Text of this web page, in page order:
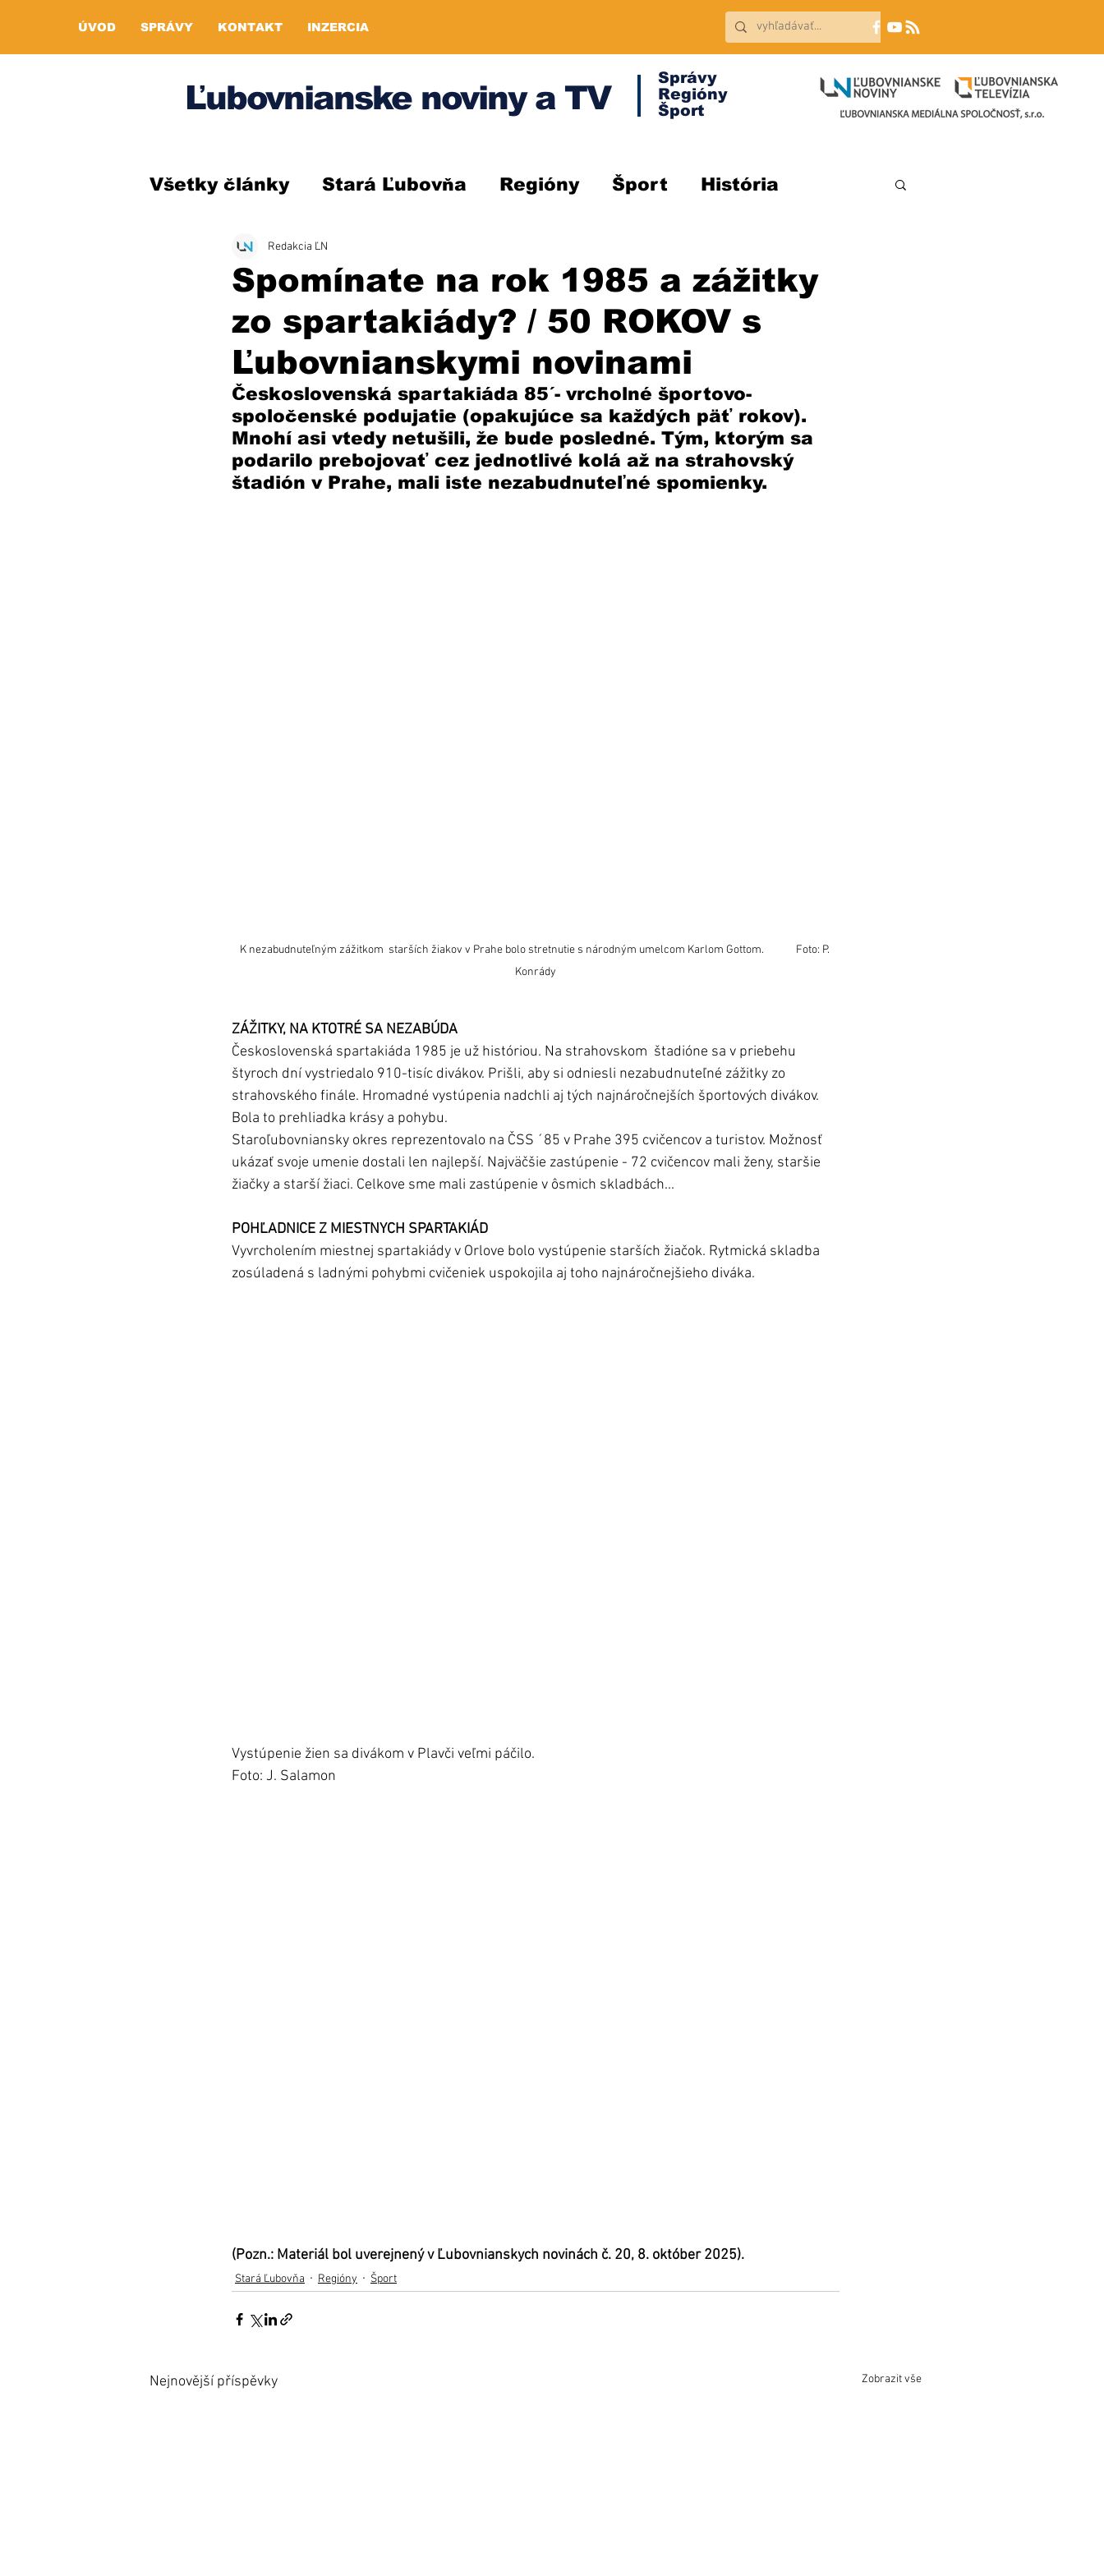
ÚVOD SPRÁVY KONTAKT INZERCIA
Ľubovnianske noviny a TV
Správy
Regióny
Šport
Všetky články Stará Ľubovňa Regióny Šport História
Spomínate na rok 1985 a zážitky
zo spartakiády? / 50 ROKOV s
Ľubovnianskymi novinami
Redakcia ĽN
Československá spartakiáda 85´- vrcholné športovo-
spoločenské podujatie (opakujúce sa každých päť rokov).
Mnohí asi vtedy netušili, že bude posledné. Tým, ktorým sa
podarilo prebojovať cez jednotlivé kolá až na strahovský
štadión v Prahe, mali iste nezabudnuteľné spomienky.
K nezabudnuteľným zážitkom  starších žiakov v Prahe bolo stretnutie s národným umelcom Karlom Gottom.             Foto: P.
Konrády
ZÁŽITKY, NA KTOTRÉ SA NEZABÚDA
Československá spartakiáda 1985 je už históriou. Na strahovskom  štadióne sa v priebehu
štyroch dní vystriedalo 910-tisíc divákov. Prišli, aby si odniesli nezabudnuteľné zážitky zo
strahovského finále. Hromadné vystúpenia nadchli aj tých najnáročnejších športových divákov.
Bola to prehliadka krásy a pohybu.
Staroľubovniansky okres reprezentovalo na ČSS ´85 v Prahe 395 cvičencov a turistov. Možnosť
ukázať svoje umenie dostali len najlepší. Najväčšie zastúpenie - 72 cvičencov mali ženy, staršie
žiačky a starší žiaci. Celkove sme mali zastúpenie v ôsmich skladbách...
POHĽADNICE Z MIESTNYCH SPARTAKIÁD
Vyvrcholením miestnej spartakiády v Orlove bolo vystúpenie starších žiačok. Rytmická skladba
zosúladená s ladnými pohybmi cvičeniek uspokojila aj toho najnáročnejšieho diváka.
Vystúpenie žien sa divákom v Plavči veľmi páčilo.
Foto: J. Salamon
(Pozn.: Materiál bol uverejnený v Ľubovnianskych novinách č. 20, 8. október 2025).
Stará Ľubovňa Regióny Šport
Nejnovější příspěvky Zobrazit vše